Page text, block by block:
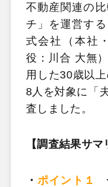
不動産関連の
チ」を運営す
式会社（本社
役：川合 大無
用した30歳以
8人を対象に「
査しました。
【調査結果サマ
・ポイント１